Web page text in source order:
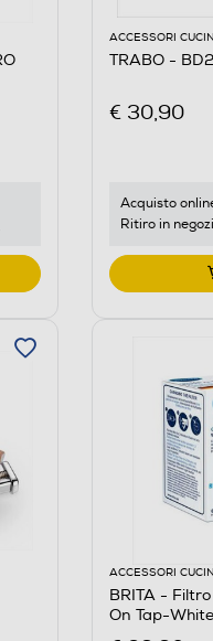
ACCESSORI
TRABO -
€ 30,90
Acquisto
Ritiro in
ACCESSORI
BRITA -
On Tap-White